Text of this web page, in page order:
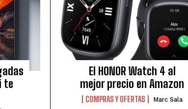
te
El HONOR Watch 4 al
mejor precio en Amazon
COMPRAS Y OFERTAS Marc Sala